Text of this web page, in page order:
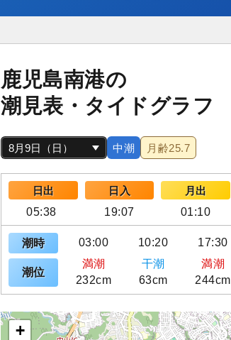
鹿児島南港の
潮見表・タイドグラフ
中潮 月齢25.7
日出 日入 月出
05:38
19:07 01:10
潮時 03:00 10:20 17:30
潮位
満潮 干潮 満潮
232cm
63cm 244cm
+